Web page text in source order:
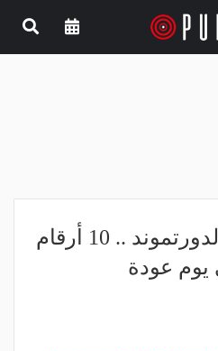
منها انجاز تاريخي لدورتموند .. 10 أرقام
عودة